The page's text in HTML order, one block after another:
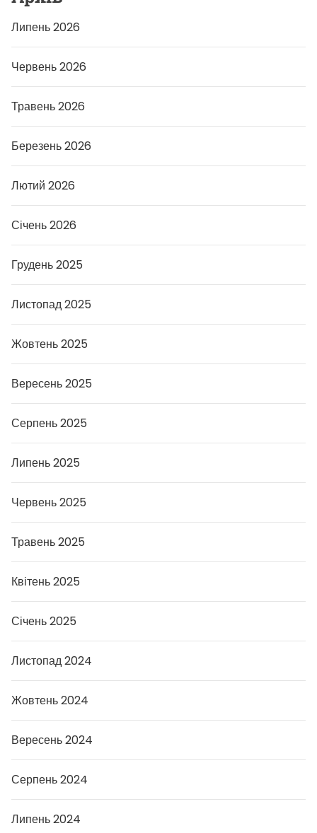
Липень 2026
Червень 2026
Травень 2026
Березень 2026
Лютий 2026
Січень 2026
Грудень 2025
Листопад 2025
Жовтень 2025
Вересень 2025
Серпень 2025
Липень 2025
Червень 2025
Травень 2025
Квітень 2025
Січень 2025
Листопад 2024
Жовтень 2024
Вересень 2024
Серпень 2024
Липень 2024